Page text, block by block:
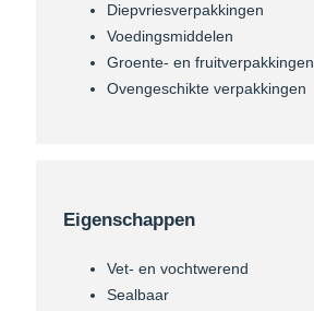
Diepvriesverpakkingen
Voedingsmiddelen
Groente- en fruitverpakkingen
Ovengeschikte verpakkingen
Eigenschappen
Vet- en vochtwerend
Sealbaar